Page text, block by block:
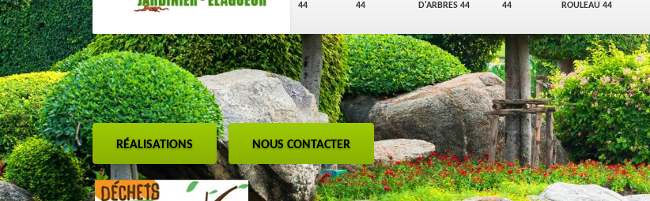
44
44
D'ARBRES 44
44
ROULEAU 44
RÉALISATIONS NOUS CONTACTER